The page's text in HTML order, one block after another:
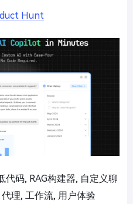
Hunt
代码, RAG构建器, 自定义聊
理, 工作流, 用户体验